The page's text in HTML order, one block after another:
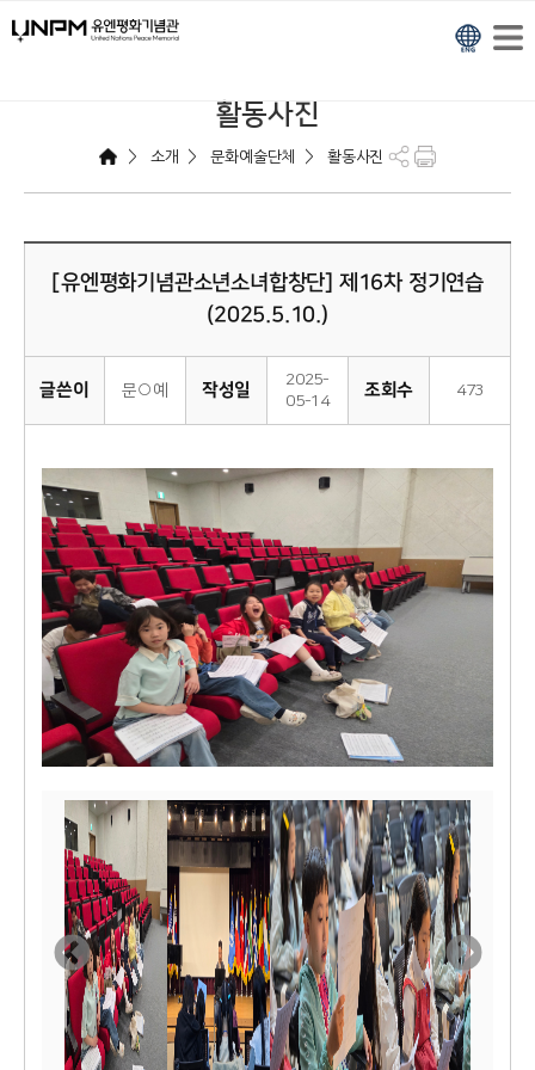
활동사진
> 소개 > 문화예술단체 > 활동사진
[유엔평화기념관소년소녀합창단] 제16차 정기연습
(2025.5.10.)
글쓴이 문○예 작성일
2025-
05-14
조회수 473